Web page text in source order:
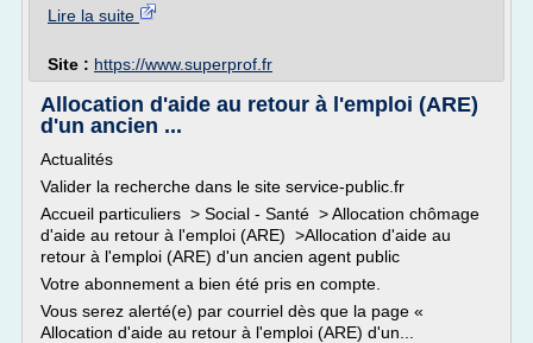
Lire la suite
Site : https://www.superprof.fr
Allocation d'aide au retour à l'emploi (ARE)
d'un ancien ...
Actualités
Valider la recherche dans le site service-public.fr
Accueil particuliers > Social - Santé > Allocation chômage
d'aide au retour à l'emploi (ARE) >Allocation d'aide au
retour à l'emploi (ARE) d'un ancien agent public
Votre abonnement a bien été pris en compte.
Vous serez alerté(e) par courriel dès que la page «
Allocation d'aide au retour à l'emploi (ARE) d'un...